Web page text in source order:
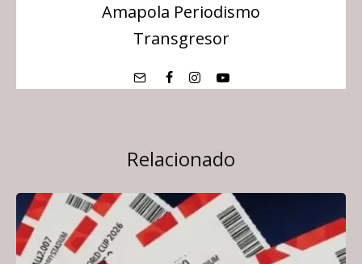
Amapola Periodismo
Transgresor
Relacionado